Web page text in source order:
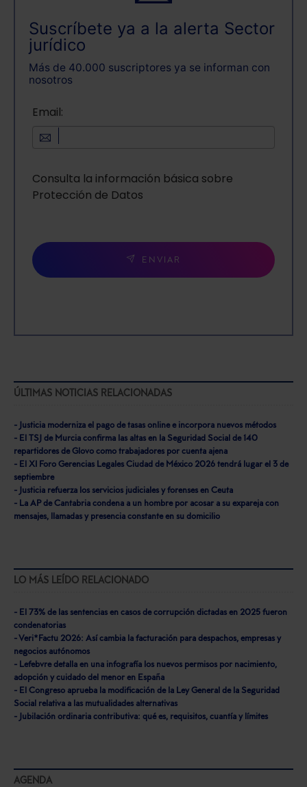
Suscríbete ya a la alerta Sector
jurídico
Más de 40.000 suscriptores ya se informan con
nosotros
Email:
Consulta la información básica sobre
Protección de Datos
ENVIAR
ÚLTIMAS NOTICIAS RELACIONADAS
- Justicia moderniza el pago de tasas online e incorpora nuevos métodos
- El TSJ de Murcia confirma las altas en la Seguridad Social de 140
repartidores de Glovo como trabajadores por cuenta ajena
- El XI Foro Gerencias Legales Ciudad de México 2026 tendrá lugar el 3 de
septiembre
- Justicia refuerza los servicios judiciales y forenses en Ceuta
- La AP de Cantabria condena a un hombre por acosar a su expareja con
mensajes, llamadas y presencia constante en su domicilio
LO MÁS LEÍDO RELACIONADO
- El 73% de las sentencias en casos de corrupción dictadas en 2025 fueron
condenatorias
- Veri*Factu 2026: Así cambia la facturación para despachos, empresas y
negocios autónomos
- Lefebvre detalla en una infografía los nuevos permisos por nacimiento,
adopción y cuidado del menor en España
- El Congreso aprueba la modificación de la Ley General de la Seguridad
Social relativa a las mutualidades alternativas
- Jubilación ordinaria contributiva: qué es, requisitos, cuantía y límites
AGENDA